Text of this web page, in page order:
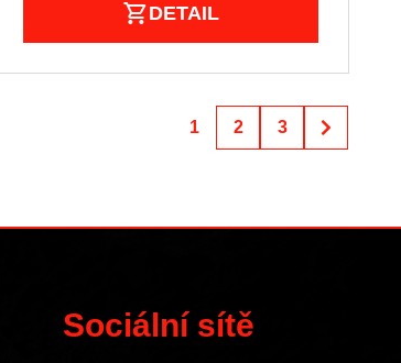
DETAIL
1 2 3
Sociální sítě